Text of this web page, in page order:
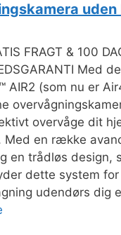
uden
FRAGT & 100
Med
AIR2 (som nu er
overvåge dit
Med en række
en trådløs design,
dette system
udendørs dig